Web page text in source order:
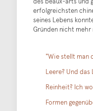
erfolgreichsten
seines Lebens
Gründen nicht mehr
"Wie stellt man
Leere? Und
Reinheit? Ich
Formen